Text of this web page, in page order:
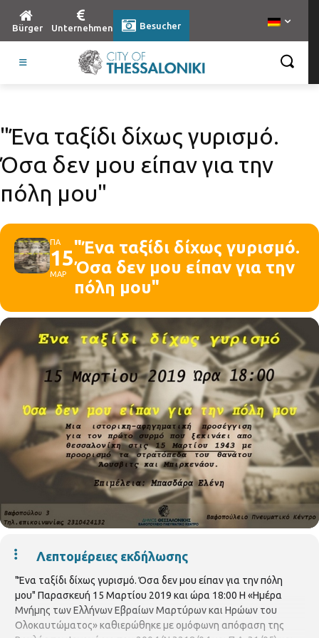
Bürger Unternehmen Besucher
"Ένα ταξίδι δίχως γυρισμό.
Όσα δεν μου είπαν για την
πόλη μου"
ΠΑ
15
ΜΑΡ
"Ένα ταξίδι δίχως γυρισμό.
Όσα δεν μου είπαν για την
πόλη μου"
Λεπτομέρειες εκδήλωσης
"Ένα ταξίδι δίχως γυρισμό. Όσα δεν μου είπαν για την πόλη
μου" Παρασκευή 15 Μαρτίου 2019 και ώρα 18:00 Η «Ημέρα
Μνήμης των Ελλήνων Εβραίων Μαρτύρων και Ηρώων του
Ολοκαυτώματος» καθιερώθηκε με ομόφωνη απόφαση της